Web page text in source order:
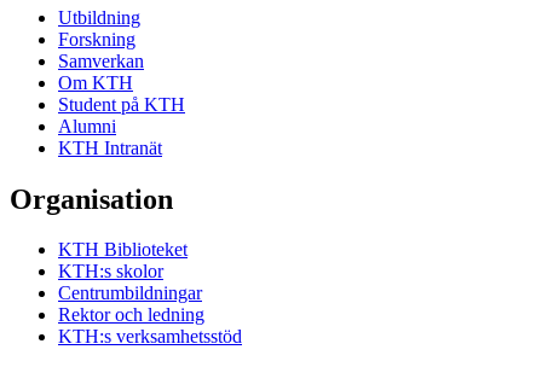
Utbildning
Forskning
Samverkan
Om KTH
Student på KTH
Alumni
KTH Intranät
Organisation
KTH Biblioteket
KTH:s skolor
Centrumbildningar
Rektor och ledning
KTH:s verksamhetsstöd